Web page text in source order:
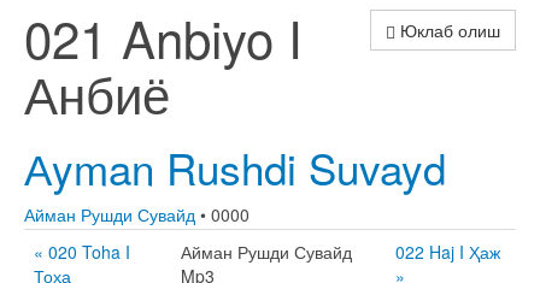
Юклаб олиш
021 Anbiyo I
Анбиё
Аyman Rushdi Suvayd
Айман Рушди Сувайд • 0000
« 020 Toha I
Тоҳа
Айман Рушди Сувайд
Mp3
022 Haj I Ҳаж
»